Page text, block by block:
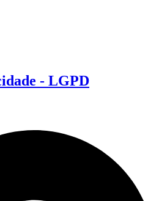
- LGPD